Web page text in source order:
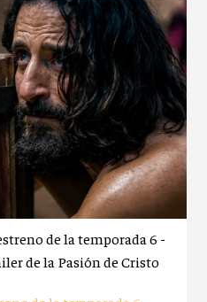
de la temporada 6 -
de la Pasión de Cristo